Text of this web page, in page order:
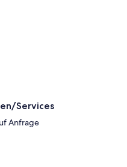
Services
Anfrage